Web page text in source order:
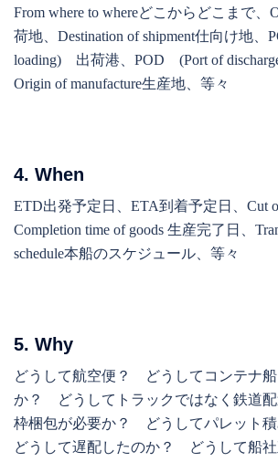
From where to whereどこからどこまで、
荷地、Destination of shipment仕向け地
loading) 出荷港、POD (Port of
Origin of manufacture生産地、等々
4. When
ETD出発予定日、ETA到着予定日、Cut
Completion time of goods 生産完了日、
schedule本船のスケジュール、等々
5. Why
どうして航空便？ どうしてコンテナ
か？ どうしてトラックではなく鉄道
枠梱包が必要か？ どうしてパレット
どうして遅配したのか？ どうして船